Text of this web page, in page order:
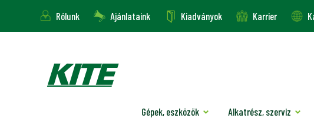
Rólunk Ajánlataink Kiadványok Karrier
Gépek, eszközök Alkatrész, szerviz